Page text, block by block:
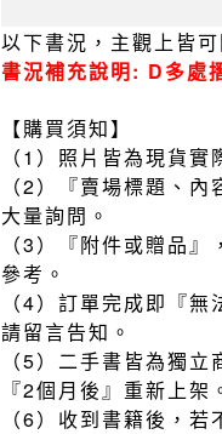
以下書況，主觀上皆
書況補充說明: D多處
【購買須知】
（1）照片皆為現貨
（2）『賣場標題、
大量詢問。
（3）『附件或贈品
參考。
（4）訂單完成即『
請留言告知。
（5）二手書皆為獨
『2個月後』重新上架
（6）收到書籍後，